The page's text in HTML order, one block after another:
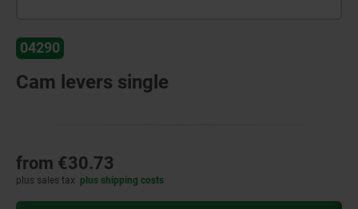
04290
Cam levers single
from €30.73
plus sales tax plus shipping costs